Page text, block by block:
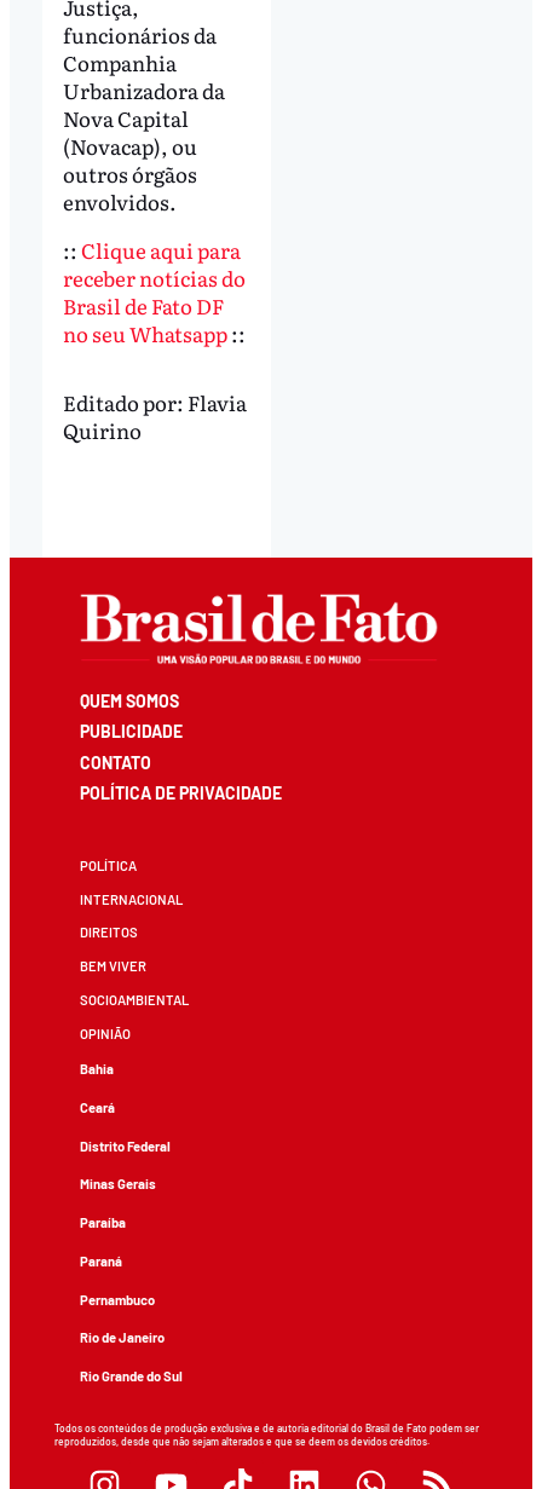
Justiça,
funcionários da
Companhia
Urbanizadora da
Nova Capital
(Novacap), ou
outros órgãos
envolvidos.
:: Clique aqui para
receber notícias do
Brasil de Fato DF
no seu Whatsapp::
Editado por: Flavia
Quirino
QUEM SOMOS
PUBLICIDADE
CONTATO
POLÍTICA DE PRIVACIDADE
POLÍTICA
INTERNACIONAL
DIREITOS
BEM VIVER
SOCIOAMBIENTAL
OPINIÃO
Bahia
Ceará
Distrito Federal
Minas Gerais
Paraíba
Paraná
Pernambuco
Rio de Janeiro
Rio Grande do Sul
Todos os conteúdos de produção exclusiva e de autoria editorial do Brasil de Fato podem ser
reproduzidos, desde que não sejam alterados e que se deem os devidos créditos.